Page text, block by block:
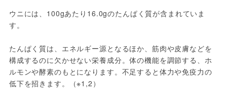
ウニには、100gあたり16.0gのたんぱく質が含まれていま
す。
たんぱく質は、エネルギー源となるほか、筋肉や皮膚などを
構成するのに欠かせない栄養成分。体の機能を調節する、ホ
ルモンや酵素のもとになります。不足すると体力や免疫力の
低下を招きます。（※1,2）